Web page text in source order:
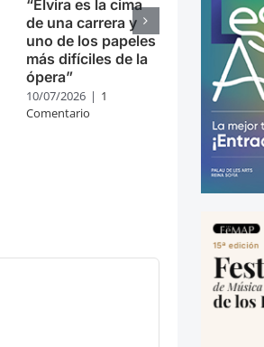
“Elvira es la cima
de una carrera y
uno de los papeles
más difíciles de la
ópera”
10/07/2026 | 1
Comentario